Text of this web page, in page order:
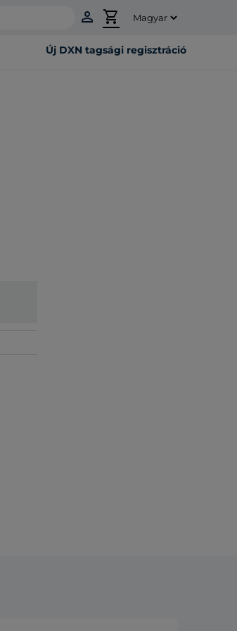
person shopping_cart
Új DXN tagsági regisztráció